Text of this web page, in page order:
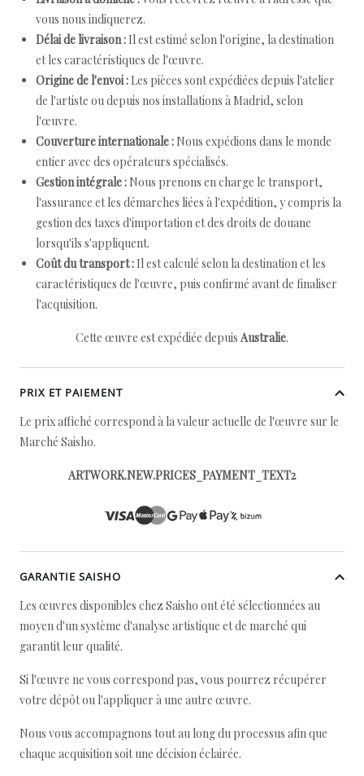
vous nous indiquerez.
Délai de livraison : Il est estimé selon l'origine, la destination
et les caractéristiques de l'œuvre.
Origine de l'envoi : Les pièces sont expédiées depuis l'atelier
de l'artiste ou depuis nos installations à Madrid, selon
l'œuvre.
Couverture internationale : Nous expédions dans le monde
entier avec des opérateurs spécialisés.
Gestion intégrale : Nous prenons en charge le transport,
l'assurance et les démarches liées à l'expédition, y compris la
gestion des taxes d'importation et des droits de douane
lorsqu'ils s'appliquent.
Coût du transport : Il est calculé selon la destination et les
caractéristiques de l'œuvre, puis confirmé avant de finaliser
l'acquisition.
Cette œuvre est expédiée depuis Australie.
PRIX ET PAIEMENT
Le prix affiché correspond à la valeur actuelle de l'œuvre sur le
Marché Saisho.
ARTWORK.NEW.PRICES_PAYMENT_TEXT2
GARANTIE SAISHO
Les œuvres disponibles chez Saisho ont été sélectionnées au
moyen d'un système d'analyse artistique et de marché qui
garantit leur qualité.
Si l'œuvre ne vous correspond pas, vous pourrez récupérer
votre dépôt ou l'appliquer à une autre œuvre.
Nous vous accompagnons tout au long du processus afin que
chaque acquisition soit une décision éclairée.